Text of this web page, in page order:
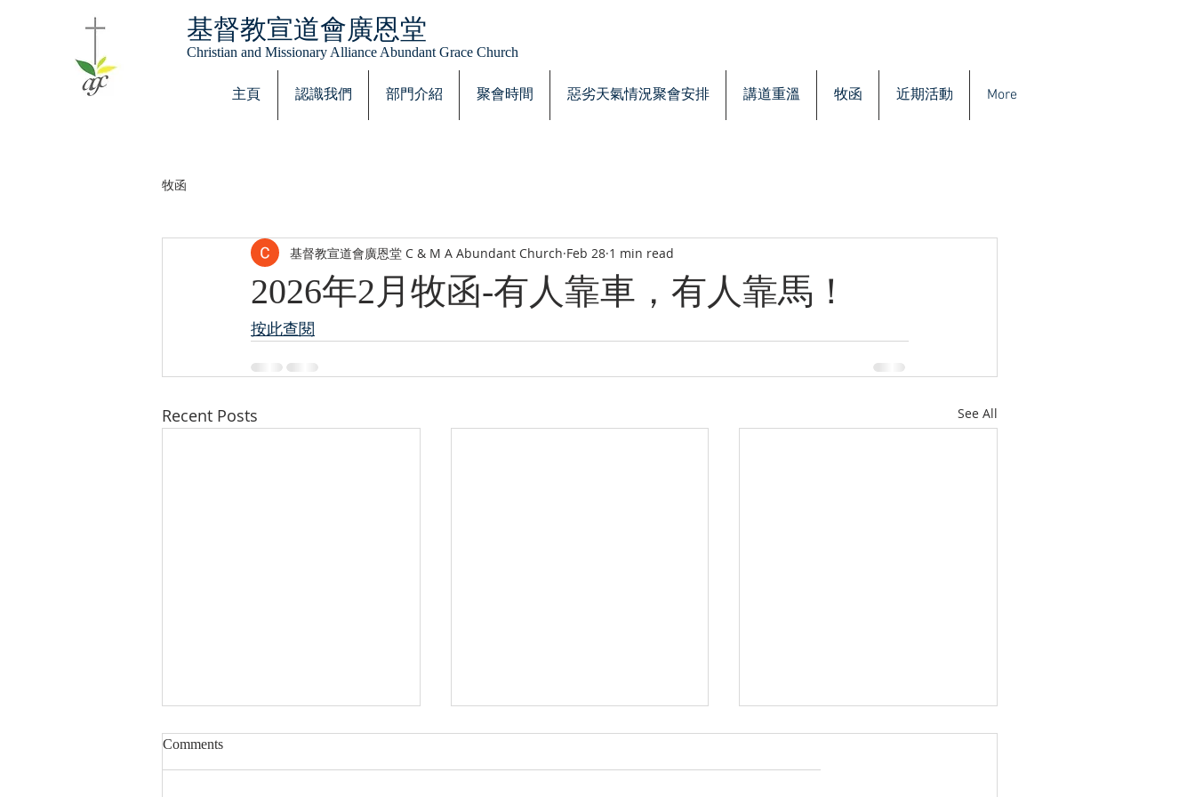
基督教宣道會廣恩堂
Christian and Missionary Alliance Abundant Grace Church
主頁 認識我們 部門介紹 聚會時間 惡劣天氣情況聚會安排 講道重溫 牧函 近期活動 More
牧函
2026年2月牧函-有人靠車，有人靠馬！
基督教宣道會廣恩堂 C & M A Abundant Church Feb 28 1 min read
按此查閱
Recent Posts See All
Comments